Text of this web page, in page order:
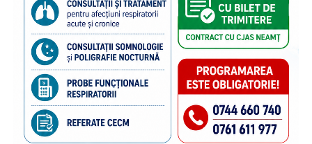
a Poliției de Frontieră Române și Aeroporturilor Craiova,
Cluj-Napoca, Iași, Suceava.
“Poliția de Frontieră Română este alături de Organizația
Salvați Copiii în acest demers de informare și prevenire,
deoarece știm că, dincolo de frontiere, există și povești de
familie care au nevoie de sprijin. În anii de colaborare am